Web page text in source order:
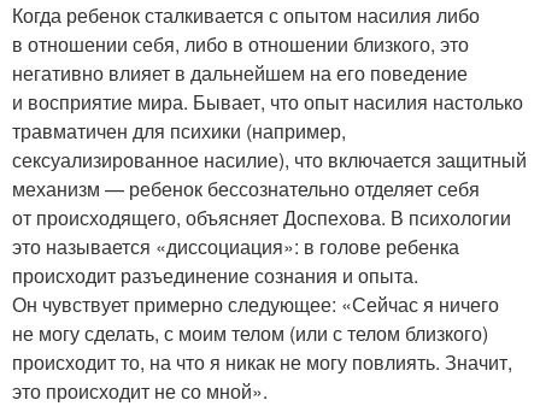
Когда ребенок сталкивается с опытом насилия либо
в отношении себя, либо в отношении близкого, это
негативно влияет в дальнейшем на его поведение
и восприятие мира. Бывает, что опыт насилия настолько
травматичен для психики (например,
сексуализированное насилие), что включается защитный
механизм — ребенок бессознательно отделяет себя
от происходящего, объясняет Доспехова. В психологии
это называется «диссоциация»: в голове ребенка
происходит разъединение сознания и опыта.
Он чувствует примерно следующее: «Сейчас я ничего
не могу сделать, с моим телом (или с телом близкого)
происходит то, на что я никак не могу повлиять. Значит,
это происходит не со мной».